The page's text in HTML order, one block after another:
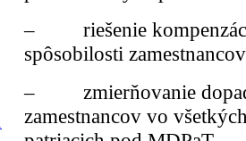
– riešenie kompenzácií
spôsobilosti zamestnancov
– zmierňovanie
zamestnancov vo